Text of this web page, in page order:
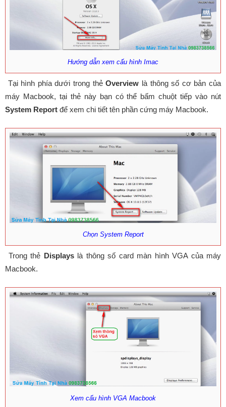
Hướng dẫn xem cấu hình Imac
Tại hình phía dưới trong thẻOverview là thông số cơ bản của
máy Macbook, tại thẻ này bạn có thể bấm chuột tiếp vào nút
System Report để xem chi tiết tên phần cứng máy Macbook.
Chọn System Report
Trong thẻ Displayslà thông số card màn hình VGA của máy
Macbook.
Xem cấu hình VGA Macbook